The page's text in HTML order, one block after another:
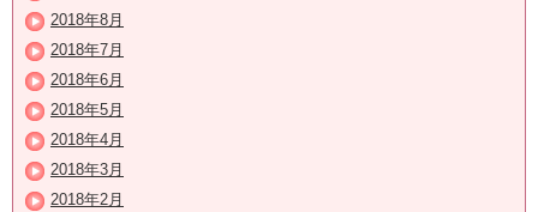
2018年8月
2018年7月
2018年6月
2018年5月
2018年4月
2018年3月
2018年2月